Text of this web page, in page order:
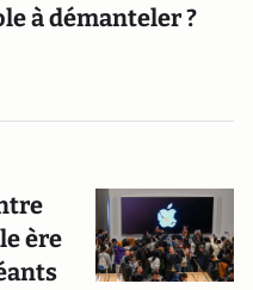
à démanteler ?
ère